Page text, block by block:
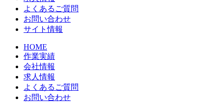
よくあるご質問
お問い合わせ
サイト情報
HOME
作業実績
会社情報
求人情報
よくあるご質問
お問い合わせ